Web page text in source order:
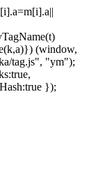
(window,
tag.js", "ym");
});